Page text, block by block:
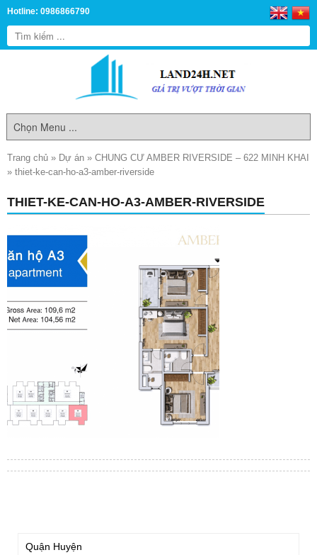
Hotline: 0986866790
Trang chủ » Dự án » CHUNG CƯ AMBER RIVERSIDE – 622 MINH KHAI
» thiet-ke-can-ho-a3-amber-riverside
THIET-KE-CAN-HO-A3-AMBER-RIVERSIDE